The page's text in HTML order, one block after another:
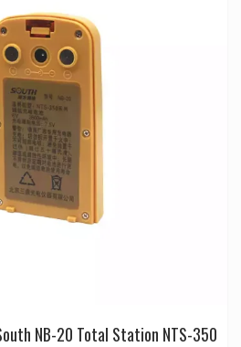
NB-20 Total Station NTS-350